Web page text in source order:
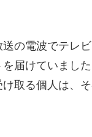
の電波でテレ
届けていまし
取る個人は、